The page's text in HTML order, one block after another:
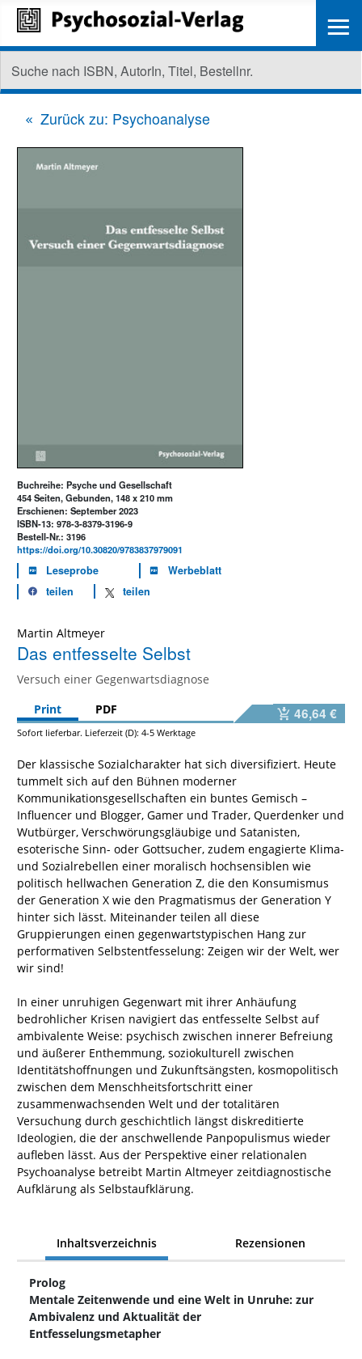
Zurück zu: Psychoanalyse
Buchreihe: Psyche und Gesellschaft
454 Seiten, Gebunden, 148 x 210 mm
Erschienen: September 2023
ISBN-13: 978-3-8379-3196-9
Bestell-Nr.: 3196
https://doi.org/10.30820/9783837979091
Leseprobe
Werbeblatt
teilen
teilen
Martin Altmeyer
Das entfesselte Selbst
Versuch einer Gegenwartsdiagnose
Print
PDF 46,64 €
Sofort lieferbar. Lieferzeit (D): 4-5 Werktage
Der klassische Sozialcharakter hat sich diversifiziert. Heute
tummelt sich auf den Bühnen moderner
Kommunikationsgesellschaften ein buntes Gemisch –
Influencer und Blogger, Gamer und Trader, Querdenker und
Wutbürger, Verschwörungsgläubige und Satanisten,
esoterische Sinn- oder Gottsucher, zudem engagierte Klima-
und Sozialrebellen einer moralisch hochsensiblen wie
politisch hellwachen Generation Z, die den Konsumismus
der Generation X wie den Pragmatismus der Generation Y
hinter sich lässt. Miteinander teilen all diese
Gruppierungen einen gegenwartstypischen Hang zur
performativen Selbstentfesselung: Zeigen wir der Welt, wer
wir sind!
In einer unruhigen Gegenwart mit ihrer Anhäufung
bedrohlicher Krisen navigiert das entfesselte Selbst auf
ambivalente Weise: psychisch zwischen innerer Befreiung
und äußerer Enthemmung, soziokulturell zwischen
Identitätshoffnungen und Zukunftsängsten, kosmopolitisch
zwischen dem Menschheitsfortschritt einer
zusammenwachsenden Welt und der totalitären
Versuchung durch geschichtlich längst diskreditierte
Ideologien, die der anschwellende Panpopulismus wieder
aufleben lässt. Aus der Perspektive einer relationalen
Psychoanalyse betreibt Martin Altmeyer zeitdiagnostische
Aufklärung als Selbstaufklärung.
Inhaltsverzeichnis Rezensionen
Prolog
Mentale Zeitenwende und eine Welt in Unruhe: zur
Ambivalenz und Aktualität der
Entfesselungsmetapher
≡